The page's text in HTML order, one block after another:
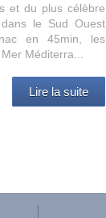
et du plus célèbre
le Sud Ouest
en 45min, les
Méditerra...
Lire la suite